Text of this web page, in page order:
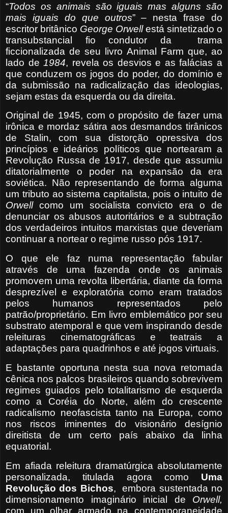
“Todos os animais são iguais mas alguns são
mais iguais do que outros” – nesta frase do
escritor britânico George Orwellestá sintetizado o
transubstancial fio condutor da
trama
ficcionalizada de seu livro Animal Farm que, ao
lado de1984, revela os desvios e as falácias a
que conduzem os jogos do poder, do domínio e
da submissão na radicalização das ideologias,
sejam estas da esquerda ou da direita.
Original de 1945, com o propósito de fazer uma
irônica e mordaz sátira aos desmandos tirânicos
de Stalin, com sua distorção opressiva dos
princípios e ideários políticos que nortearam a
Revolução Russa de 1917, desde que assumiu
ditatorialmente o poder na expansão da era
soviética. Não representando de forma alguma
um tributo ao sistema capitalista, pois o intuito de
Orwellcomo um socialista convicto era o de
denunciar os abusos autoritários e a subtração
dos verdadeiros intuitos marxistas que deveriam
continuar a nortear o regime russo pós 1917.
O que ele faz numa representação fabular
através de uma fazenda onde os animais
promovem uma revolta libertária, diante da forma
desprezível e exploratória como eram tratados
pelos humanos representados pelo
patrão/proprietário. Em livro emblemático por seu
substrato atemporal e que vem inspirando desde
releituras cinematográficas e teatrais a
adaptações para quadrinhos e até jogos virtuais.
E bastante oportuna nesta sua nova retomada
cênica nos palcos brasileiros quando sobrevivem
regimes guiados pelo totalitarismo de esquerda
como a Coréia do Norte, além do crescente
radicalismo neofascista tanto na Europa, como
nos riscos iminentes do visionário desígnio
direitista de um certo país abaixo da linha
equatorial.
Em afiada releitura dramatúrgica absolutamente
personalizada, titulada agora como Uma
Revolução dos Bichos,
embora sustentada no
dimensionamento imaginário inicial de Orwell,
com um olhar armado na contemporaneidade